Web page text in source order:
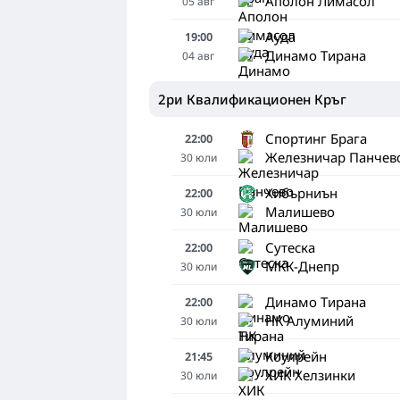
19:00
04авг
Ауда
Динамо Тирана
2ри Квалификационен Кръг
22:00
30 юли
Спортинг Брага
Железничар
22:00
30 юли
Хибърниън
Малишево
22:00
30 юли
Сутеска
МКК-Днепр
22:00
30 юли
Динамо Тирана
НК Алуминий
21:45
30 юли
Коулрейн
ХИК Хелзинки